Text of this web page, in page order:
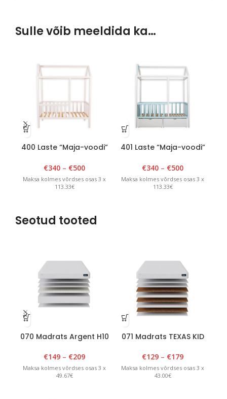
Sulle võib meeldida ka…
400 Laste “Maja-voodi”
Valge
€340 – €500
Maksa kolmes võrdses osas 3 x
113.33€
401 Laste “Maja-voodi”
Valge/sinine
€340 – €500
Maksa kolmes võrdses osas 3 x
113.33€
Seotud tooted
070 Madrats Argent H10
€149 – €209
Maksa kolmes võrdses osas 3 x
49.67€
071 Madrats TEXAS KID
€129 – €179
Maksa kolmes võrdses osas 3 x
43.00€